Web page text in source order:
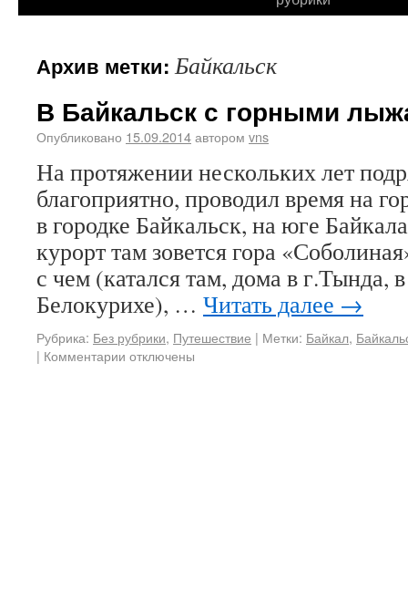
Архив метки:Байкальск
В Байкальск с горными
Опубликовано 15.09.2014автором vns
На протяжении нескольких лет
благоприятно, проводил время на
в городке Байкальск, на юге
курорт там зовется гора
с чем (катался там, дома в г.Тында,
Белокурихе), … Читать далее →
Рубрика: Без рубрики, Путешествие | Метки: Байкал,
| Комментарии отключены